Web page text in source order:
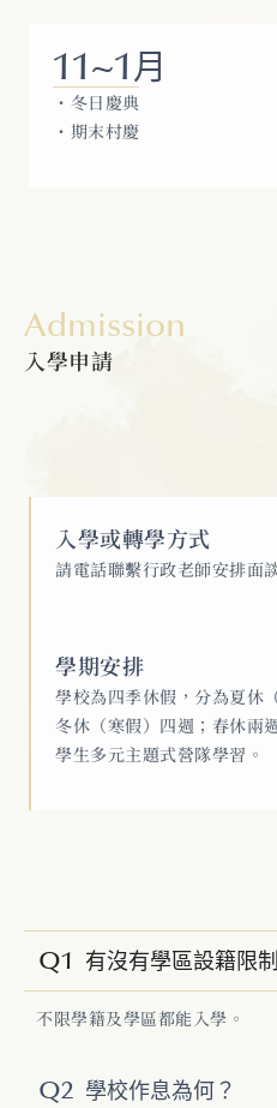
11~1月
・冬日慶典
・期末村慶
Admission
入學申請
入學或轉學方式
請電話聯繫行政老師安排面
學期安排
學校為四季休假，分為夏休
冬休（寒假）四週；春休兩
學生多元主題式營隊學習。
Q1 有沒有學區設籍限
不限學籍及學區都能入學。
Q2 學校作息為何？